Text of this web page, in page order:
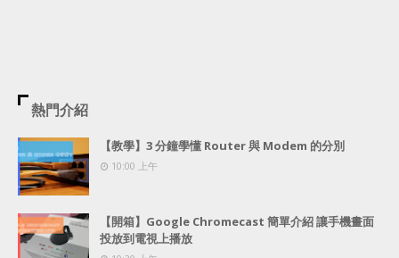
熱門介紹
【教學】3 分鐘學懂 Router 與 Modem 的分別
10:00 上午
【開箱】Google Chromecast 簡單介紹 讓手機畫面
投放到電視上播放